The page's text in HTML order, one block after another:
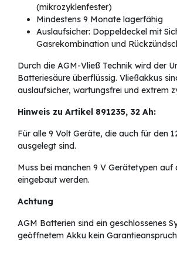
(mikrozyklenfester)
Mindestens 9 Monate lagerfähig
Auslaufsicher: Doppeldeckel mit
Gasrekombination und
Durch die AGM-Vließ Technik wird der
Batteriesäure überflüssig. Vließakkus
auslaufsicher, wartungsfrei und extrem
Hinweis zu Artikel 891235, 32 Ah:
Für alle 9 Volt Geräte, die auch für den
ausgelegt sind.
Muss bei manchen 9 V Gerätetypen auf
eingebaut werden.
Achtung
AGM Batterien sind ein geschlossenes
geöffnetem Akku kein Garantieanspruch